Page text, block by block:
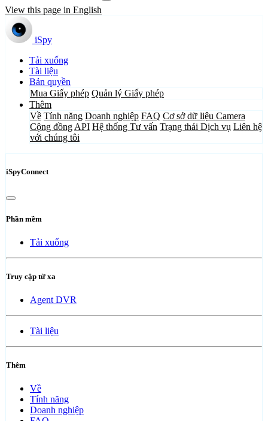
View this page in English
iSpy
Tải xuống
Tài liệu
Bản quyền
Mua Giấy phép Quản lý Giấy phép
Thêm
Về Tính năng Doanh nghiệp FAQ Cơ sở dữ liệu Camera
Cộng đồng API Hệ thống Tư vấn Trạng thái Dịch vụ Liên hệ
với chúng tôi
iSpyConnect
Phần mềm
Tải xuống
Truy cập từ xa
Agent DVR
Tài liệu
Thêm
Về
Tính năng
Doanh nghiệp